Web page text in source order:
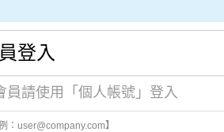
登入
例：user@company.com】